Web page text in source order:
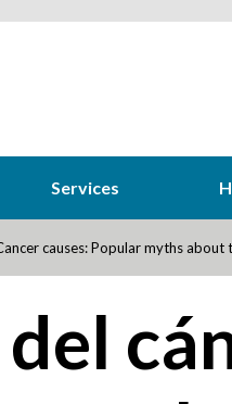
Services
causes: Popular myths about
del